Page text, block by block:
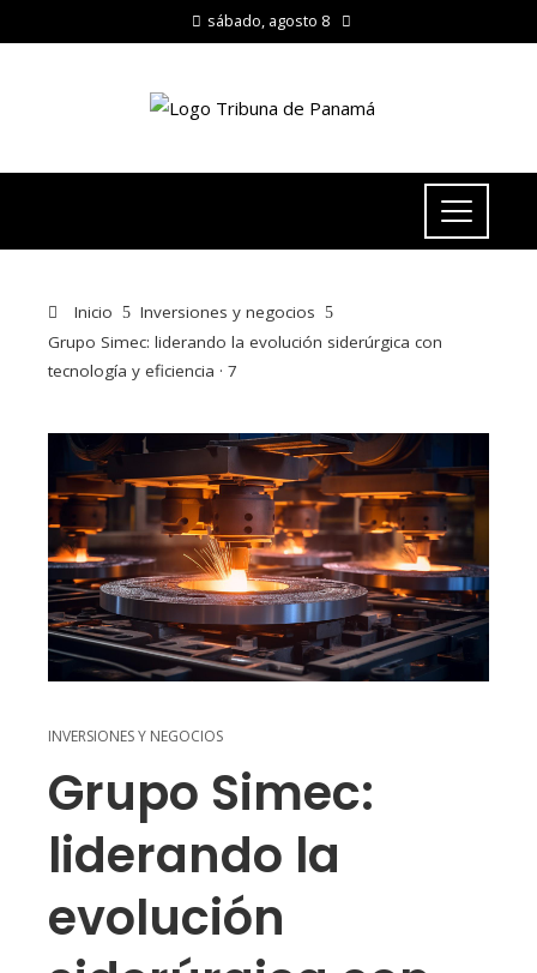
sábado, agosto 8
Inicio
Inversiones y negocios
Grupo Simec: liderando la evolución siderúrgica con
tecnología y eficiencia · 7
INVERSIONES Y NEGOCIOS
Grupo Simec:
liderando la
evolución